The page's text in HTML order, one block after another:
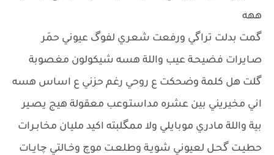
ههه
گمت بدلت تراگي ورفعت شعري لفوگ عيوني حمَر
صـايرات فضيحـة عيب واللة هسه شيكولون مغصوبة
گلت هل كلمة وضحكت ع روحي رغم حزني ع اساس هسه
اني مخيريني بين عشره مداستـوعب معقولة هيج يصـير
بية واللة مادري موبايلي ولا ممگلبته اكيد مليان مخابـرات
حطيـت گحـل لعيوني شويـة وطلعـت موچ وخـالتي چايـات